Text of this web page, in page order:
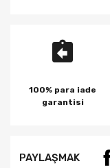
100% para iade
garantisi
PAYLAŞMAK